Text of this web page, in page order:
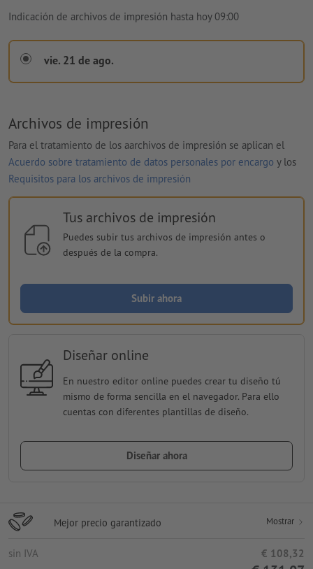
Indicación de archivos de impresión hasta hoy 09:00
vie. 21 de ago.
Archivos de impresión
Para el tratamiento de los aarchivos de impresión se aplican el
Acuerdo sobre tratamiento de datos personales por encargo y los
Requisitos para los archivos de impresión
Tus archivos de impresión
Puedes subir tus archivos de impresión antes o
después de la compra.
Subir ahora
Diseñar online
En nuestro editor online puedes crear tu diseño tú
mismo de forma sencilla en el navegador. Para ello
cuentas con diferentes plantillas de diseño.
Diseñar ahora
Mejor precio garantizado Mostrar
sin IVA € 108,32